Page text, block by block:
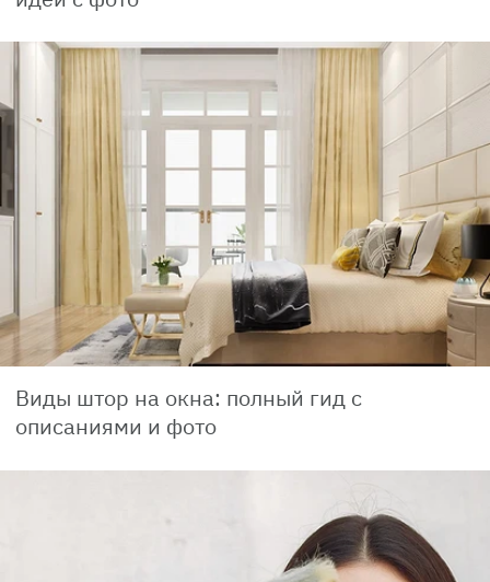
Виды штор на окна: полный гид с
описаниями и фото